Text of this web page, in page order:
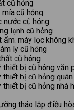
cũ hỏng
mía cũ hỏng
nước cũ hỏng
lạnh cũ hỏng
ẩm, máy lọc không
ly cũ hỏng
cũ hỏng
thiết bị cũ hỏng văn
thiết bị cũ hỏng
thiết bị cũ hỏng nhà
tháo lắp điều